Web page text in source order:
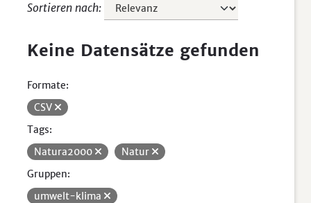
Sortieren nach
Keine Datensätze gefunden
Formate:
CSV
Tags:
Natura2000
Natur
Gruppen:
umwelt-klima